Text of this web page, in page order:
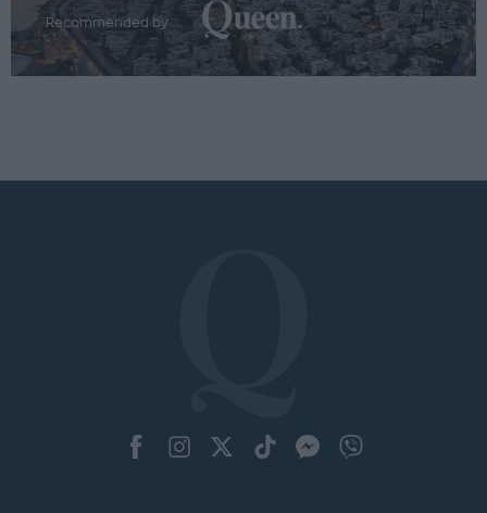
Recommended by